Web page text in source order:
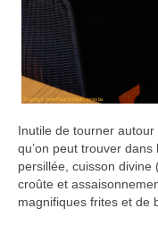
Inutile de tourner autour
qu’on peut trouver
persillée, cuisson
croûte et
magnifiques frites et de